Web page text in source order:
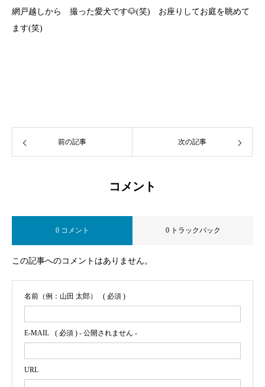
網戸越しから 撮った愛犬です🐶(笑) お座りしてお庭を眺めて
ます(笑)
前の記事 次の記事
コメント
0 コメント 0 トラックバック
この記事へのコメントはありません。
名前（例：山田 太郎） ( 必須 )
E-MAIL ( 必須 ) - 公開されません -
URL